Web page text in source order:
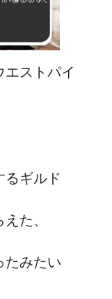
エストパイ
るギルド
た、
たみたい